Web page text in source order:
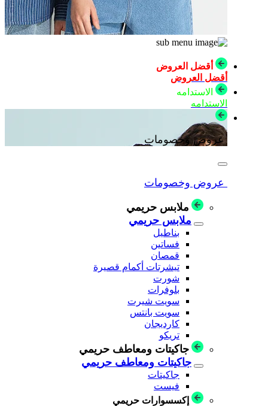
أقضل العروض
أقضل العروض
الاستدامه
الاستدامه
عروض وخصومات
عروض وخصومات
ملابس حريمي
ملابس حريمي
بناطيل
فساتين
قمصان
تيشرتات أكمام قصيرة
شورت
بلوفرات
سويت شيرت
سويت بانتس
كارديجان
تريكو
جاكيتات ومعاطف حريمي
جاكيتات ومعاطف حريمي
جاكيتات
فيست
إكسسوارات حريمي